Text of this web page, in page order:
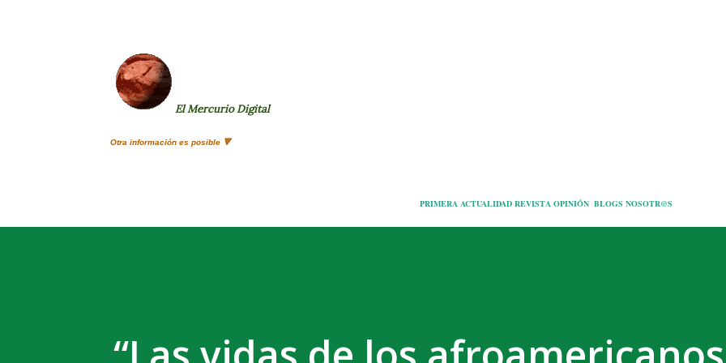
El Mercurio Digital
Otra información es posible 🔻
PRIMERA ACTUALIDAD REVISTA OPINIÓN BLOGS NOSOTR@S